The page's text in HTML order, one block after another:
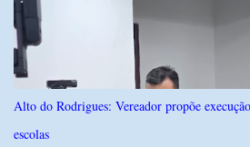
Desenvolvimento Social, Wellington Dias,
sócio de Lulinha. Os encontros não foram
oficiais. Fábio Luís é alvo de inquérito
30, a pedido da PF, que apura se ele
para defender interesses empresariais
pública. Segundo a Polícia Federal, a
ajuda de Luchsinger e se concentrou no
Alto do Rodrigues: Vereador propõe
escolas